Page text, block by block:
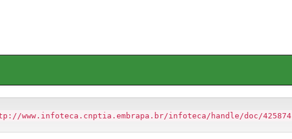
www.infoteca.cnptia.embrapa.br/infoteca/handle/doc/425874